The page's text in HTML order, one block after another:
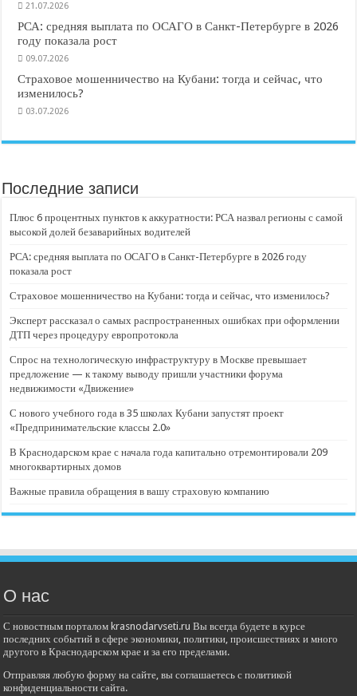
21.07.2026
РСА: средняя выплата по ОСАГО в Санкт-Петербурге в 2026
году показала рост
09.07.2026
Страховое мошенничество на Кубани: тогда и сейчас, что
изменилось?
03.07.2026
Последние записи
Плюс 6 процентных пунктов к аккуратности: РСА назвал регионы с самой
высокой долей безаварийных водителей
РСА: средняя выплата по ОСАГО в Санкт-Петербурге в 2026 году
показала рост
Страховое мошенничество на Кубани: тогда и сейчас, что изменилось?
Эксперт рассказал о самых распространенных ошибках при оформлении
ДТП через процедуру европротокола
Спрос на технологическую инфраструктуру в Москве превышает
предложение — к такому выводу пришли участники форума
недвижимости «Движение»
С нового учебного года в 35 школах Кубани запустят проект
«Предпринимательские классы 2.0»
В Краснодарском крае с начала года капитально отремонтировали 209
многоквартирных домов
Важные правила обращения в вашу страховую компанию
О нас
С новостным порталом krasnodarvseti.ru Вы всегда будете в курсе
последних событий в сфере экономики, политики, происшествиях и много
другого в Краснодарском крае и за его пределами.
Отправляя любую форму на сайте, вы соглашаетесь с политикой
конфиденциальности сайта.